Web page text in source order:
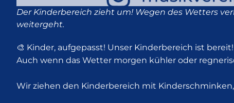
Der Kinderbereich zieht um! Wegen des Wetters
weitergeht.
🎨 Kinder, aufgepasst! Unser Kinderbereich ist bereit!
Auch wenn das Wetter morgen kühler oder
Wir ziehen den Kinderbereich mit